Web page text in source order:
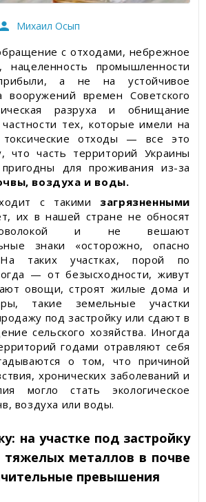
Михаил Осып
с отходами, небрежное
нацеленность промышленности
а не на устойчивое
вооружений времен Советского
разруха и обнищание
тех, которые имели на
токсические отходы — все это
что часть территорий Украины
для проживания из-за
воздуха и воды.
с такими загрязненными
их в нашей стране не обносят
и не вешают
знаки «осторожно, опасно
таких участках, порой по
— от безысходности, живут
овощи, строят жилые дома и
такие земельные участки
под застройку или сдают в
сельского хозяйства. Иногда
годами отравляют себя
о том, что причиной
хронических заболеваний и
могло стать экологическое
воздуха или воды.
на участке под застройку
тяжелых металлов в почве
превышения
приборах